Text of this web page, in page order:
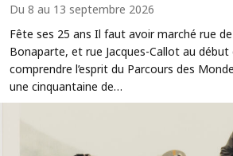
Du 8 au 13 septembre 2026
Fête ses 25 ans Il faut avoir marché rue
Bonaparte, et rue Jacques-Callot au
comprendre l’esprit du Parcours des
une cinquantaine de…